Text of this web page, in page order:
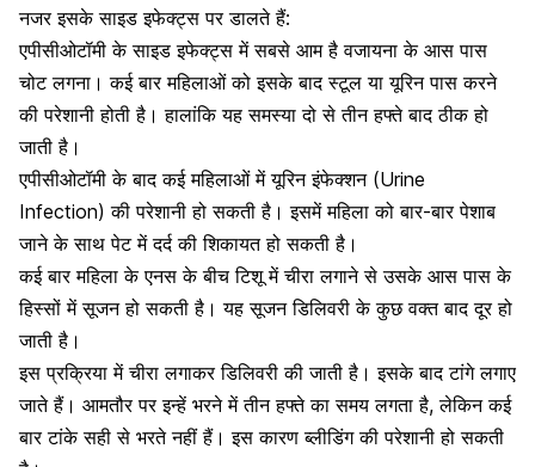
नजर इसके साइड इफेक्ट्स पर डालते हैं:
एपीसीओटॉमी के साइड इफेक्ट्स में सबसे आम है वजायना के आस पास
चोट लगना। कई बार महिलाओं को इसके बाद स्टूल या यूरिन पास करने
की परेशानी होती है। हालांकि यह समस्या दो से तीन हफ्ते बाद ठीक हो
जाती है।
एपीसीओटॉमी के बाद कई महिलाओं मेंयूरिन इंफेक्शन (Urine
Infection) की परेशानी हो सकती है। इसमें महिला को बार-बार पेशाब
जाने के साथ पेट में दर्द की शिकायत हो सकती है।
कई बार महिला के एनस के बीच टिशू में चीरा लगाने से उसके आस पास के
हिस्सों में सूजन हो सकती है। यह सूजन डिलिवरी के कुछ वक्त बाद दूर हो
जाती है।
इस प्रक्रिया में चीरा लगाकर डिलिवरी की जाती है। इसके बाद टांगे लगाए
जाते हैं। आमतौर पर इन्हें भरने में तीन हफ्ते का समय लगता है, लेकिन कई
बार टांके सही से भरते नहीं हैं। इस कारण ब्लीडिंग की परेशानी हो सकती